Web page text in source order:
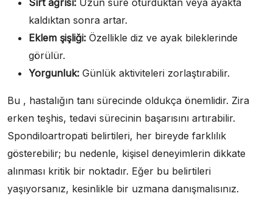
kaldıktan sonra artar.
Eklem şişliği: Özellikle diz ve ayak bileklerinde
görülür.
Yorgunluk: Günlük aktiviteleri zorlaştırabilir.
Bu , hastalığın tanı sürecinde oldukça önemlidir. Zira
erken teşhis, tedavi sürecinin başarısını artırabilir.
Spondiloartropati belirtileri, her bireyde farklılık
gösterebilir; bu nedenle, kişisel deneyimlerin dikkate
alınması kritik bir noktadır. Eğer bu belirtileri
yaşıyorsanız, kesinlikle bir uzmana danışmalısınız.